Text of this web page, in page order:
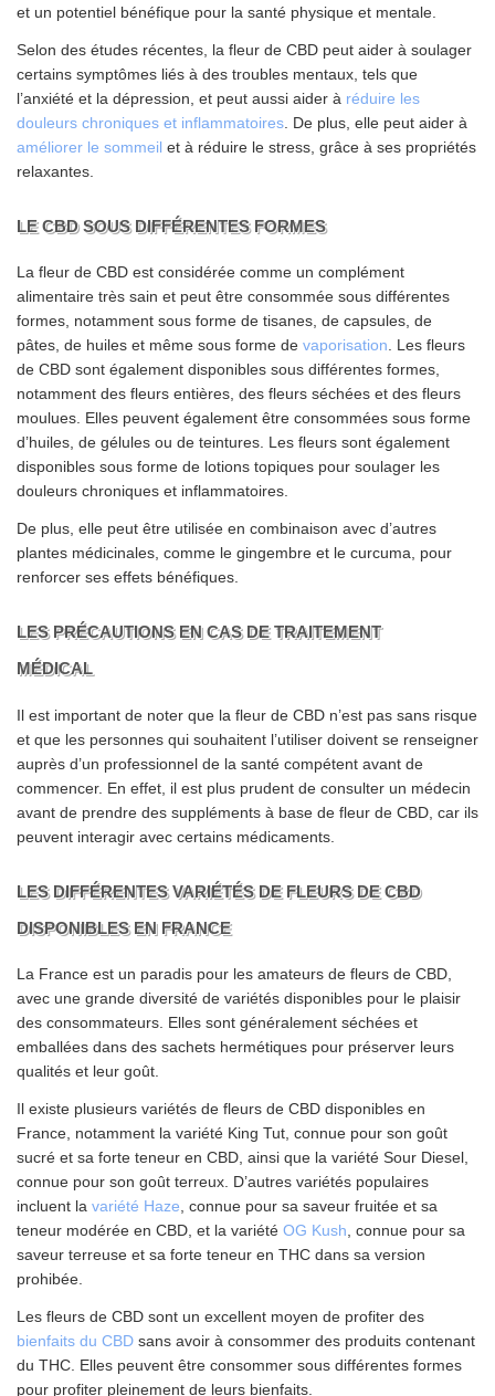
et un potentiel bénéfique pour la santé physique et mentale.
Selon des études récentes, la fleur de CBD peut aider à soulager
certains symptômes liés à des troubles mentaux, tels que
l’anxiété et la dépression, et peut aussi aider à réduire les
douleurs chroniques et inflammatoires . De plus, elle peut aider à
améliorer le sommeil et à réduire le stress, grâce à ses propriétés
relaxantes.
LE CBD SOUS DIFFÉRENTES FORMES
La fleur de CBD est considérée comme un complément
alimentaire très sain et peut être consommée sous différentes
formes, notamment sous forme de tisanes, de capsules, de
pâtes, de huiles et même sous forme de vaporisation . Les fleurs
de CBD sont également disponibles sous différentes formes,
notamment des fleurs entières, des fleurs séchées et des fleurs
moulues. Elles peuvent également être consommées sous forme
d’huiles, de gélules ou de teintures. Les fleurs sont également
disponibles sous forme de lotions topiques pour soulager les
douleurs chroniques et inflammatoires.
De plus, elle peut être utilisée en combinaison avec d’autres
plantes médicinales, comme le gingembre et le curcuma, pour
renforcer ses effets bénéfiques.
LES PRÉCAUTIONS EN CAS DE TRAITEMENT
MÉDICAL
Il est important de noter que la fleur de CBD n’est pas sans risque
et que les personnes qui souhaitent l’utiliser doivent se renseigner
auprès d’un professionnel de la santé compétent avant de
commencer. En effet, il est plus prudent de consulter un médecin
avant de prendre des suppléments à base de fleur de CBD, car ils
peuvent interagir avec certains médicaments.
LES DIFFÉRENTES VARIÉTÉS DE FLEURS DE CBD
DISPONIBLES EN FRANCE
La France est un paradis pour les amateurs de fleurs de CBD,
avec une grande diversité de variétés disponibles pour le plaisir
des consommateurs. Elles sont généralement séchées et
emballées dans des sachets hermétiques pour préserver leurs
qualités et leur goût.
Il existe plusieurs variétés de fleurs de CBD disponibles en
France, notamment la variété King Tut, connue pour son goût
sucré et sa forte teneur en CBD, ainsi que la variété Sour Diesel,
connue pour son goût terreux. D’autres variétés populaires
incluent la variété Haze , connue pour sa saveur fruitée et sa
teneur modérée en CBD, et la variété OG Kush , connue pour sa
saveur terreuse et sa forte teneur en THC dans sa version
prohibée.
Les fleurs de CBD sont un excellent moyen de profiter des
bienfaits du CBD sans avoir à consommer des produits contenant
du THC. Elles peuvent être consommer sous différentes formes
pour profiter pleinement de leurs bienfaits.